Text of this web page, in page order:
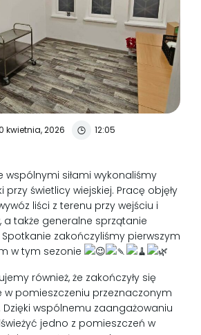
kwietnia, 2026 12:05
wspólnymi siłami wykonaliśmy
świetlicy wiejskiej. Pracę objęły
liści z terenu przy wejściu i
a także generalne sprzątanie
Spotkanie zakończyliśmy pierwszym
w tym sezonie
również, że zakończyły się
pomieszczeniu przeznaczonym
Dzięki wspólnemu zaangażowaniu
jedno z pomieszczeń w